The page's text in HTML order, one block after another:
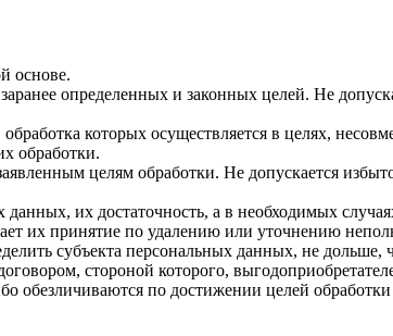
основе.
определенных и законных целей. Не
которых осуществляется в целях,
обработки.
целям обработки. Не допускается
их достаточность, а в необходимых
их принятие по удалению или уточнению
субъекта персональных данных, не дольше,
стороной которого,
по достижении целей